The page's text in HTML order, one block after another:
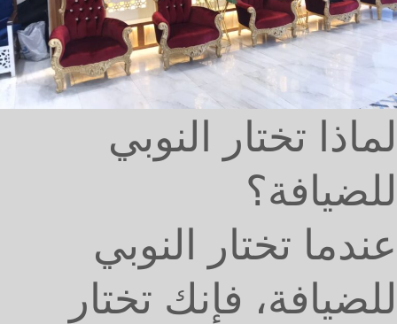
لماذا تختار النوبي
للضيافة؟
عندما تختار النوبي
للضيافة، فإنك تختار